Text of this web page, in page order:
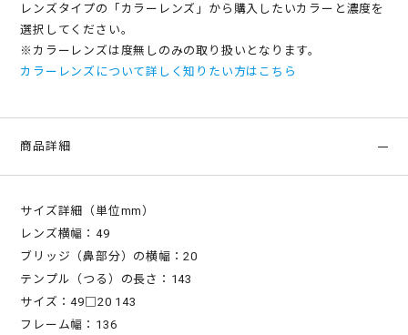
レンズタイプの「カラーレンズ」から購入したいカラーと濃度を
選択してください。
※カラーレンズは度無しのみの取り扱いとなります。
カラーレンズについて詳しく知りたい方はこちら
商品詳細
サイズ詳細（単位mm）
レンズ横幅：49
ブリッジ（鼻部分）の横幅：20
テンプル（つる）の長さ：143
サイズ：49□20 143
フレーム幅：136